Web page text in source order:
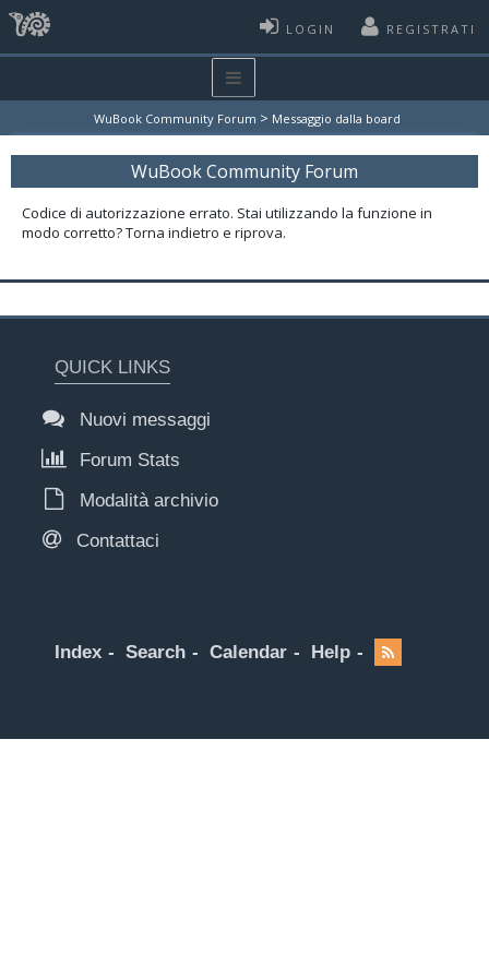
LOGIN REGISTRATI
WuBook Community Forum > Messaggio dalla board
WuBook Community Forum
Codice di autorizzazione errato. Stai utilizzando la funzione in
modo corretto? Torna indietro e riprova.
QUICK LINKS
Nuovi messaggi
Forum Stats
Modalità archivio
Contattaci
Index Search Calendar Help